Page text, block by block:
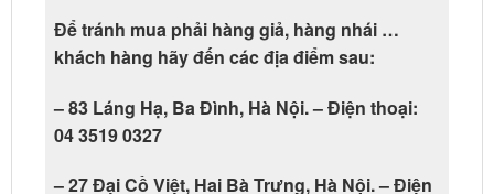
Để tránh mua phải hàng giả, hàng nhái …
khách hàng hãy đến các địa điểm sau:
– 83 Láng Hạ, Ba Đình, Hà Nội. – Điện thoại:
04 3519 0327
– 27 Đại Cồ Việt, Hai Bà Trưng, Hà Nội. – Điện